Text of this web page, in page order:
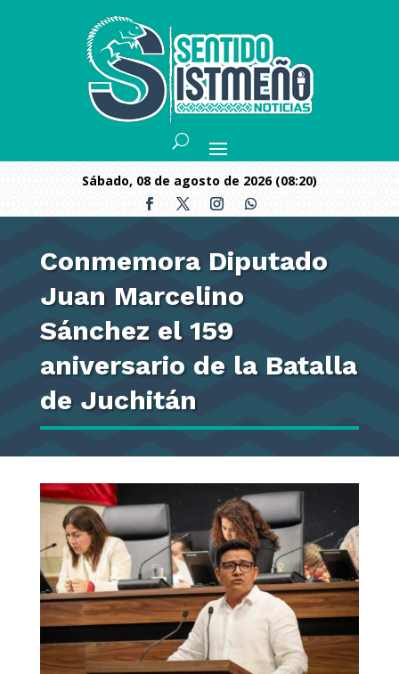
sábado, 08 de agosto de 2026 (08:20)
Conmemora Diputado
Juan Marcelino
Sánchez el 159
aniversario de la Batalla
de Juchitán